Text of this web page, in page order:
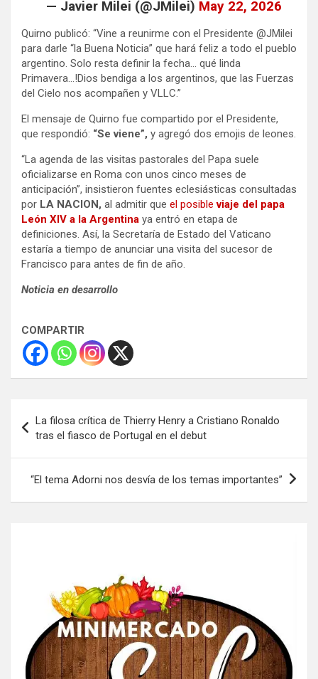
— Javier Milei (@JMilei) May 22, 2026
Quirno publicó: “Vine a reunirme con el Presidente @JMilei
para darle “la Buena Noticia” que hará feliz a todo el pueblo
argentino. Solo resta definir la fecha… qué linda
Primavera…!Dios bendiga a los argentinos, que las Fuerzas
del Cielo nos acompañen y VLLC.”
El mensaje de Quirno fue compartido por el Presidente,
que respondió: “Se viene”, y agregó dos emojis de leones.
“La agenda de las visitas pastorales del Papa suele
oficializarse en Roma con unos cinco meses de
anticipación”, insistieron fuentes eclesiásticas consultadas
por LA NACION, al admitir que el posibleviaje del papa
León XIV a la Argentina ya entró en etapa de
definiciones. Así, la Secretaría de Estado del Vaticano
estaría a tiempo de anunciar una visita del sucesor de
Francisco para antes de fin de año.
Noticia en desarrollo
COMPARTIR
de
entradas
La filosa crítica de Thierry Henry a Cristiano Ronaldo
tras el fiasco de Portugal en el debut
“El tema Adorni nos desvía de los temas importantes”